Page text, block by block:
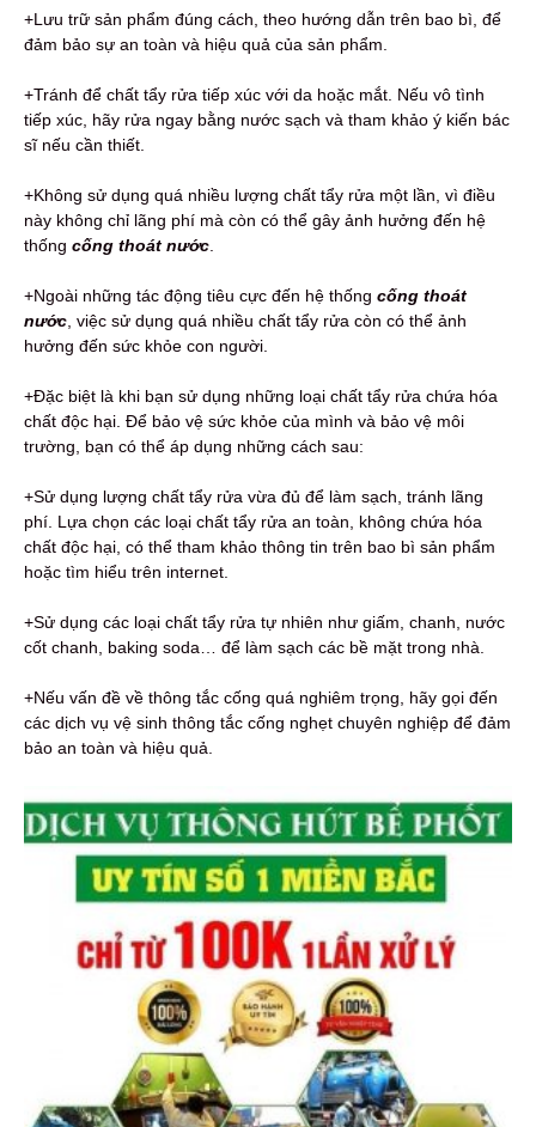
+Lưu trữ sản phẩm đúng cách, theo hướng dẫn trên bao bì, để
đảm bảo sự an toàn và hiệu quả của sản phẩm.
+Tránh để chất tẩy rửa tiếp xúc với da hoặc mắt. Nếu vô tình
tiếp xúc, hãy rửa ngay bằng nước sạch và tham khảo ý kiến bác
sĩ nếu cần thiết.
+Không sử dụng quá nhiều lượng chất tẩy rửa một lần, vì điều
này không chỉ lãng phí mà còn có thể gây ảnh hưởng đến hệ
thống cống thoát nước
+Ngoài những tác động tiêu cực đến hệ thống cống thoát
nước , việc sử dụng quá nhiều chất tẩy rửa còn có thể ảnh
hưởng đến sức khỏe con người.
+Đặc biệt là khi bạn sử dụng những loại chất tẩy rửa chứa hóa
chất độc hại. Để bảo vệ sức khỏe của mình và bảo vệ môi
trường, bạn có thể áp dụng những cách sau:
+Sử dụng lượng chất tẩy rửa vừa đủ để làm sạch, tránh lãng
phí. Lựa chọn các loại chất tẩy rửa an toàn, không chứa hóa
chất độc hại, có thể tham khảo thông tin trên bao bì sản phẩm
hoặc tìm hiểu trên internet.
+Sử dụng các loại chất tẩy rửa tự nhiên như giấm, chanh, nước
cốt chanh, baking soda… để làm sạch các bề mặt trong nhà.
+Nếu vấn đề về thông tắc cống quá nghiêm trọng, hãy gọi đến
các dịch vụ vệ sinh thông tắc cống nghẹt chuyên nghiệp để đảm
bảo an toàn và hiệu quả.